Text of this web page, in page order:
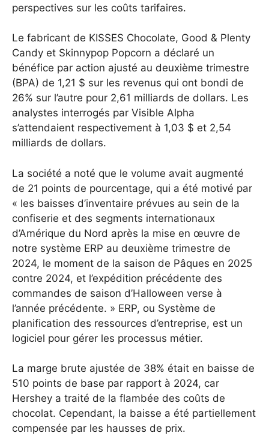
perspectives sur les coûts tarifaires.
Le fabricant de KISSES Chocolate, Good & Plenty
Candy et Skinnypop Popcorn a déclaré un
bénéfice par action ajusté au deuxième trimestre
(BPA) de 1,21 $ sur les revenus qui ont bondi de
26% sur l’autre pour 2,61 milliards de dollars. Les
analystes interrogés par Visible Alpha
s’attendaient respectivement à 1,03 $ et 2,54
milliards de dollars.
La société a noté que le volume avait augmenté
de 21 points de pourcentage, qui a été motivé par
« les baisses d’inventaire prévues au sein de la
confiserie et des segments internationaux
d’Amérique du Nord après la mise en œuvre de
notre système ERP au deuxième trimestre de
2024, le moment de la saison de Pâques en 2025
contre 2024, et l’expédition précédente des
commandes de saison d’Halloween verse à
l’année précédente. » ERP, ou Système de
planification des ressources d’entreprise, est un
logiciel pour gérer les processus métier.
La marge brute ajustée de 38% était en baisse de
510 points de base par rapport à 2024, car
Hershey a traité de la flambée des coûts de
chocolat. Cependant, la baisse a été partiellement
compensée par les hausses de prix.